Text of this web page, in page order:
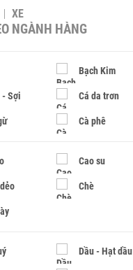
XE
NGÀNH HÀNG
Bạch Kim
- Sợi Cá da trơn
Cà phê
Cao su
Chè
Dầu - Hạt dầu